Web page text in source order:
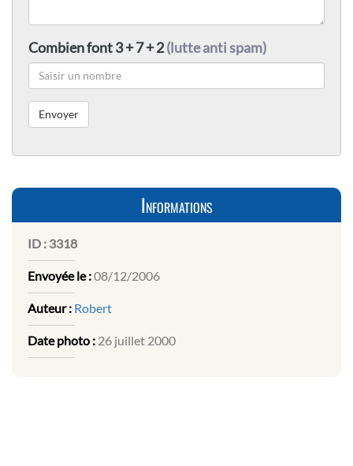
Combien font 3 + 7 + 2(lutte anti spam)
Informations
ID : 3318
Envoyée le :08/12/2006
Auteur : Robert
Date photo : 26 juillet 2000